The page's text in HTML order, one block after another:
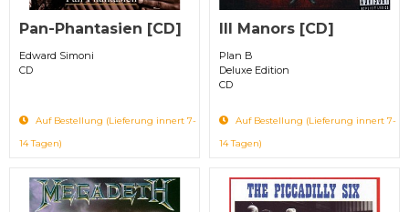
Pan-Phantasien [CD]
Edward Simoni
CD
Auf Bestellung (Lieferung innert 7-
14 Tagen)
Ill Manors [CD]
Plan B
Deluxe Edition
CD
Auf Bestellung (Lieferung innert 7-
14 Tagen)